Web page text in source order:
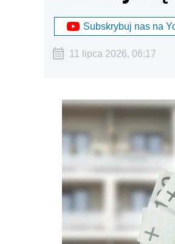
Subskrybuj nas na
11 lipca 2026, 06:17